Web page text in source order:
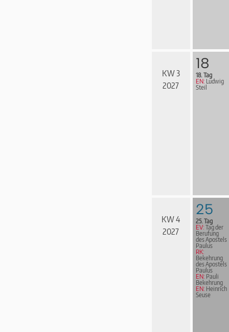
KW 3
2027
18
18. Tag
EN: Ludwig
Steil
KW 4
2027
25
25. Tag
EV: Tag der
Berufung
des Apostels
Paulus
RK:
Bekehrung
des Apostels
Paulus
EN: Pauli
Bekehrung
EN: Heinrich
Seuse